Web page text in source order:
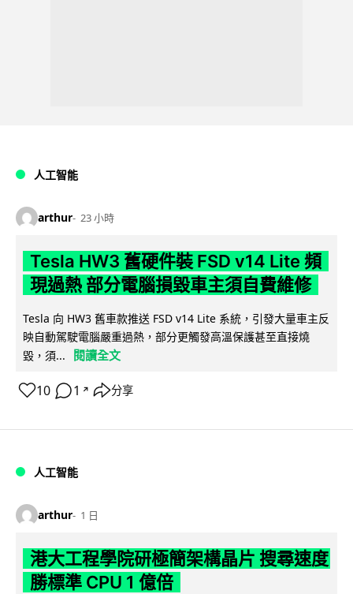
人工智能
arthur 23 小時
Tesla HW3 舊硬件裝 FSD v14 Lite 頻
現過熱 部分電腦損毀車主須自費維修
Tesla 向 HW3 舊車款推送 FSD v14 Lite 系統，引發大量車主反
映自動駕駛電腦嚴重過熱，部分更觸發高溫保護甚至直接燒
毀，須...
閱讀全文
10 1 ↗ 分享
人工智能
arthur 1 日
港大工程學院研極簡架構晶片 搜尋速度
勝標準 CPU 1 億倍